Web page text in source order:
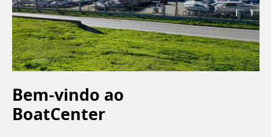
Bem-vindo ao
BoatCenter